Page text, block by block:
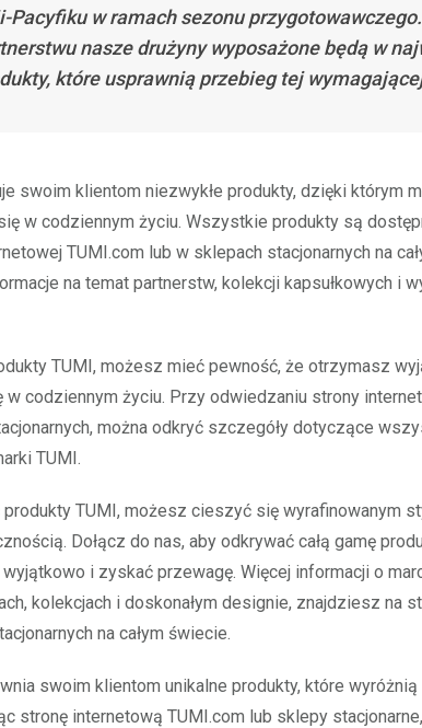
Pacyfiku w ramach sezonu
nasze drużyny wyposażone będą w
które usprawnią przebieg tej
swoim klientom niezwykłe produkty, dzięki którym
w codziennym życiu. Wszystkie produkty są
TUMI.com lub w sklepach stacjonarnych na
na temat partnerstw, kolekcji kapsułkowych i
TUMI, możesz mieć pewność, że otrzymasz
w codziennym życiu. Przy odwiedzaniu strony
można odkryć szczegóły dotyczące
TUMI.
produkty TUMI, możesz cieszyć się wyrafinowanym
Dołącz do nas, aby odkrywać całą gamę
i zyskać przewagę. Więcej informacji o
kolekcjach i doskonałym designie, znajdziesz na
na całym świecie.
swoim klientom unikalne produkty, które
stronę internetową TUMI.com lub sklepy